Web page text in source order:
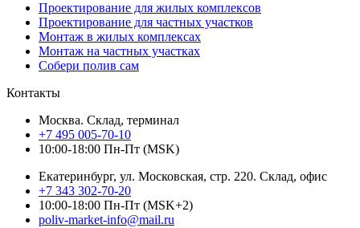
Проектирование для жилых комплексов
Проектирование для частных участков
Монтаж в жилых комплексах
Монтаж на частных участках
Собери полив сам
Контакты
Москва. Склад, терминал
+7 495 005-70-10
10:00-18:00 Пн-Пт (MSK)
Екатеринбург, ул. Московская, стр. 220. Склад, офис
+7 343 302-70-20
10:00-18:00 Пн-Пт (MSK+2)
poliv-market-info@mail.ru